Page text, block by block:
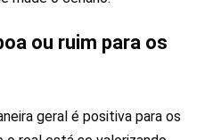
ou ruim para os
geral é positiva para os